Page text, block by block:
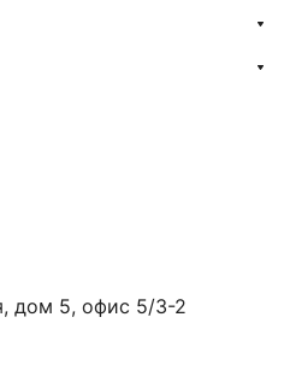
дом 5, офис 5/3-2